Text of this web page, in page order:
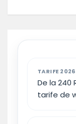
TARIFE 2026
De la 240
tarife de